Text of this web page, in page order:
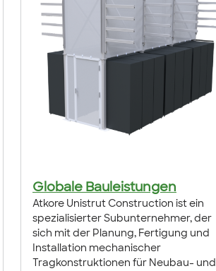
Globale Bauleistungen
Atkore Unistrut Construction ist ein
spezialisierter Subunternehmer, der
sich mit der Planung, Fertigung und
Installation mechanischer
Tragkonstruktionen für Neubau- und